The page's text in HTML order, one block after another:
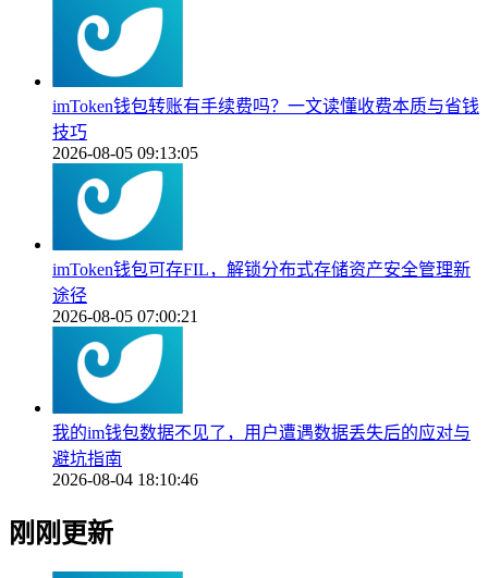
imToken钱包转账有手续费吗？一文读懂收费本质与省钱
技巧
2026-08-05 09:13:05
imToken钱包可存FIL，解锁分布式存储资产安全管理新
途径
2026-08-05 07:00:21
我的im钱包数据不见了，用户遭遇数据丢失后的应对与
避坑指南
2026-08-04 18:10:46
刚刚更新